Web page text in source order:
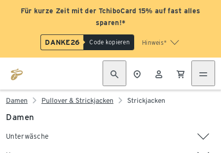
Für kurze Zeit mit der TchiboCard 15% auf fast alles
sparen!*
DANKE26 Code kopieren Hinweis*
Damen Pullover & Strickjacken Strickjacken
Damen
Unterwäsche